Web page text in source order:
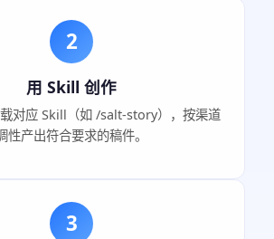
2
用 Skill 创作
对应 Skill（如 /salt-story），按渠道
性产出符合要求的稿件。
3